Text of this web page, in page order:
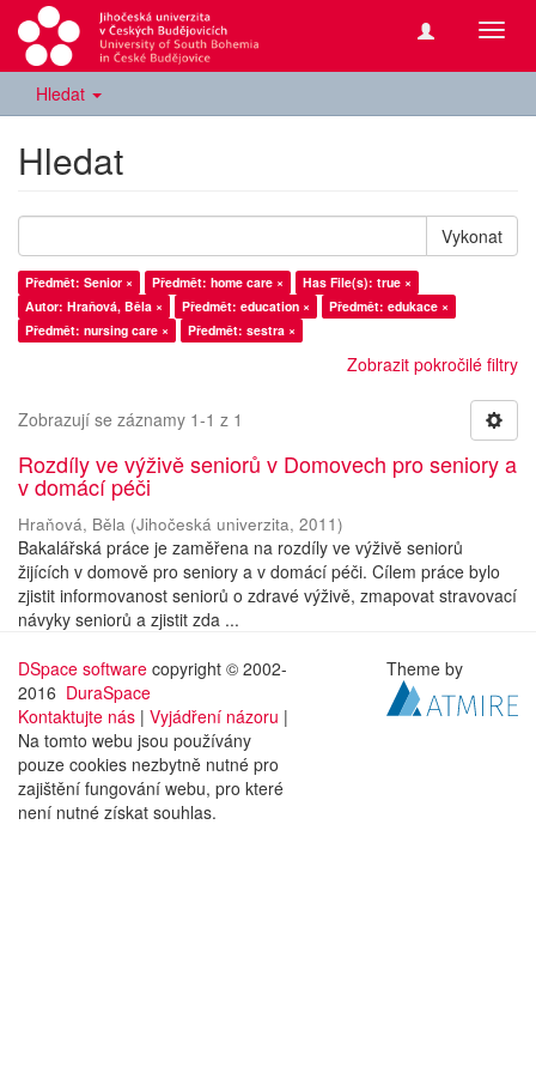
Hledat
Hledat
Vykonat
Předmět: Senior × Předmět: home care ×
Has File(s): true ×
Autor: Hraňová, Běla ×
Předmět: education ×
Předmět: edukace ×
Předmět: nursing care ×
Předmět: sestra ×
Zobrazit pokročilé filtry
Zobrazují se záznamy 1-1 z 1
Rozdíly ve výživě seniorů v Domovech pro seniory a
v domácí péči
Hraňová, Běla (Jihočeská univerzita, 2011)
Bakalářská práce je zaměřena na rozdíly ve výživě seniorů
žijících v domově pro seniory a v domácí péči. Cílem práce bylo
zjistit informovanost seniorů o zdravé výživě, zmapovat stravovací
návyky seniorů a zjistit zda ...
DSpace software copyright © 2002-
2016 DuraSpace
Kontaktujte nás | Vyjádření názoru |
Na tomto webu jsou používány
pouze cookies nezbytně nutné pro
zajištění fungování webu, pro které
není nutné získat souhlas.
Theme by